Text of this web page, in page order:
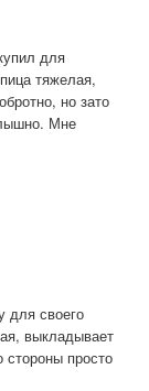
для
тяжелая,
но зато
Мне
для своего
выкладывает
стороны просто